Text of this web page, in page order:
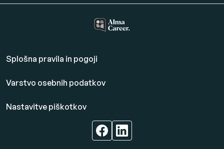
Splošna pravila in pogoji
Varstvo osebnih podatkov
Nastavitve piškotkov